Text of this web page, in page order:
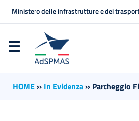
Ministero delle infrastrutture e dei
HOME ›› In Evidenza›› Parcheggio